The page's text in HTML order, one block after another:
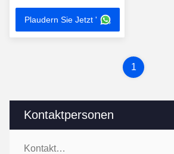
Kontaktpersonen
Kontaktpersonen:
Plattform Offline-PCB-
Router-Depaneling-
Maschine
Plaudern Sie Jetzt '
1